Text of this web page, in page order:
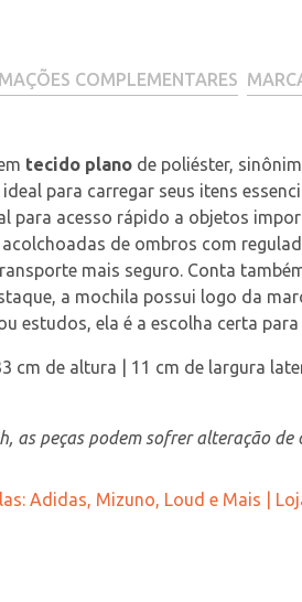
COMPLEMENTARES
tecido plano de poliéster,
para carregar seus itens
para acesso rápido a objetos
de ombros com
mais seguro. Conta
a mochila possui logo da
estudos, ela é a escolha certa
cm de altura | 11 cm de largura
as peças podem sofrer alteração de
Adidas, Mizuno, Loud e Mais |